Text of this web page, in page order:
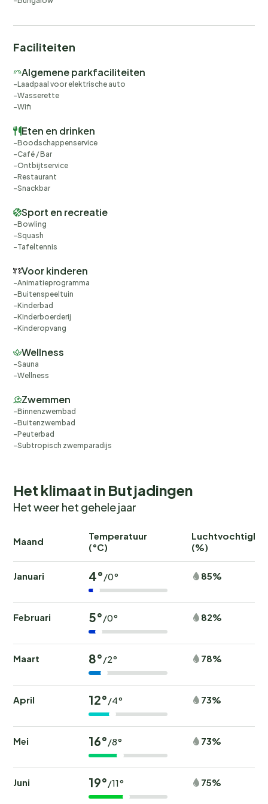
Faciliteiten
Algemene parkfaciliteiten
Laadpaal voor elektrische auto
Wasserette
Wifi
Eten en drinken
Boodschappenservice
Café / Bar
Ontbijtservice
Restaurant
Snackbar
Sport en recreatie
Bowling
Squash
Tafeltennis
Voor kinderen
Animatieprogramma
Buitenspeeltuin
Kinderbad
Kinderboerderij
Kinderopvang
Wellness
Sauna
Wellness
Zwemmen
Binnenzwembad
Buitenzwembad
Peuterbad
Subtropisch zwemparadijs
Het klimaat in Butjadingen
Het weer het gehele jaar
Maand
Temperatuur
(°C)
(%)
Januari 4° /0° 85%
Februari 5° /0° 82%
Maart 8° /2° 78%
April 12° /4° 73%
Mei 16° /8° 73%
Juni 19° /11° 75%